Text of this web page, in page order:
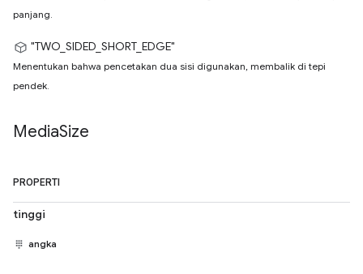
panjang.
"TWO_SIDED_SHORT_EDGE"
Menentukan bahwa pencetakan dua sisi digunakan, membalik di tepi
pendek.
MediaSize
PROPERTI
tinggi
angka